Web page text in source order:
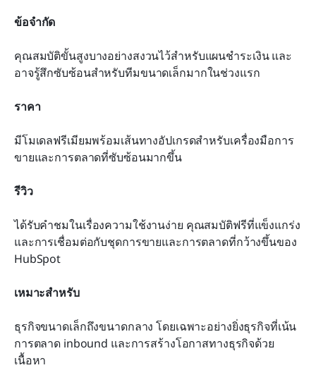
ข้อจำกัด
คุณสมบัติขั้นสูงบางอย่างสงวนไว้สำหรับแผนชำระเงิน และ
อาจรู้สึกซับซ้อนสำหรับทีมขนาดเล็กมากในช่วงแรก
ราคา
มีโมเดลฟรีเมียมพร้อมเส้นทางอัปเกรดสำหรับเครื่องมือการ
ขายและการตลาดที่ซับซ้อนมากขึ้น
รีวิว
ได้รับคำชมในเรื่องความใช้งานง่าย คุณสมบัติฟรีที่แข็งแกร่ง
และการเชื่อมต่อกับชุดการขายและการตลาดที่กว้างขึ้นของ
HubSpot
เหมาะสำหรับ
ธุรกิจขนาดเล็กถึงขนาดกลาง โดยเฉพาะอย่างยิ่งธุรกิจที่เน้น
การตลาด inbound และการสร้างโอกาสทางธุรกิจด้วย
เนื้อหา